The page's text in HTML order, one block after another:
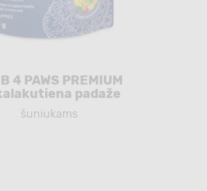
4 PAWS PREMIUM
padaže
šuniukams